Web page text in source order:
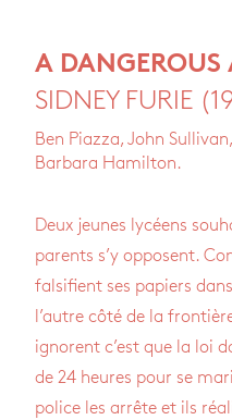
A DANGEROUS
SIDNEY FURIE
Ben Piazza, John
Barbara Hamilton.
Deux jeunes lycéens
parents s’y opposent.
falsifient ses papiers
l’autre côté de la
ignorent c’est que la loi
de 24 heures pour se
police les arrête et ils